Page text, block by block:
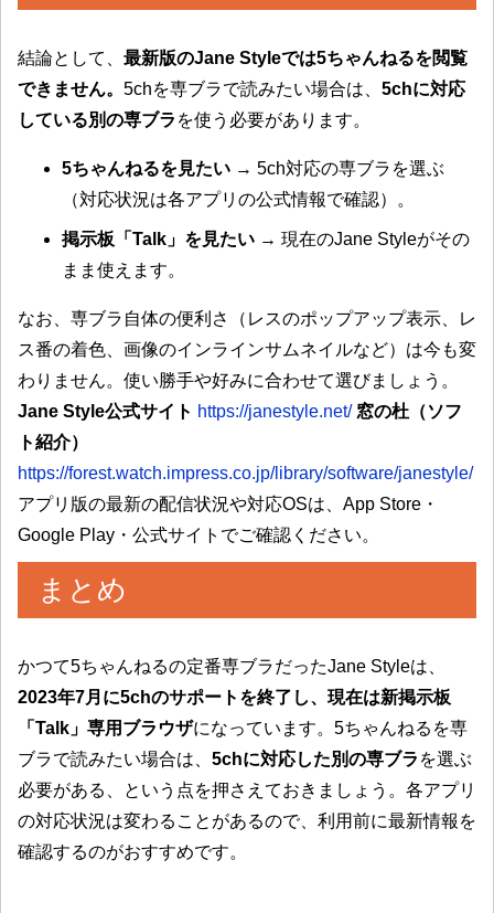
結論として、 最新版のJane Styleでは5ちゃんねるを閲覧
できません。 5chを専ブラで読みたい場合は、 5chに対応
している別の専ブラ を使う必要があります。
5ちゃんねるを見たい → 5ch対応の専ブラを選ぶ
（対応状況は各アプリの公式情報で確認）。
掲示板「Talk」を見たい → 現在のJane Styleがその
まま使えます。
なお、専ブラ自体の便利さ（レスのポップアップ表示、レ
ス番の着色、画像のインラインサムネイルなど）は今も変
わりません。使い勝手や好みに合わせて選びましょう。
Jane Style公式サイト https://janestyle.net/ 窓の杜（ソフ
ト紹介）
https://forest.watch.impress.co.jp/library/software/janestyle/
アプリ版の最新の配信状況や対応OSは、App Store・
Google Play・公式サイトでご確認ください。
まとめ
かつて5ちゃんねるの定番専ブラだったJane Styleは、
2023年7月に5chのサポートを終了し、現在は新掲示板
「Talk」専用ブラウザになっています。5ちゃんねるを専
ブラで読みたい場合は、 5chに対応した別の専ブラ を選ぶ
必要がある、という点を押さえておきましょう。各アプリ
の対応状況は変わることがあるので、利用前に最新情報を
確認するのがおすすめです。